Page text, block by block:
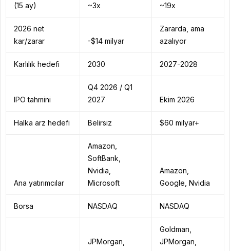
(15 ay)
~3x ~19x
2026 net
kar/zarar
-$14 milyar
Zararda, ama
azalıyor
Karlılık hedefi 2030 2027-2028
IPO tahmini
Q4 2026 / Q1
2027
Ekim 2026
Halka arz hedefi Belirsiz $60 milyar+
Ana yatırımcılar
Amazon,
SoftBank,
Nvidia,
Microsoft
Amazon,
Google, Nvidia
Borsa NASDAQ NASDAQ
JPMorgan,
Goldman,
JPMorgan,